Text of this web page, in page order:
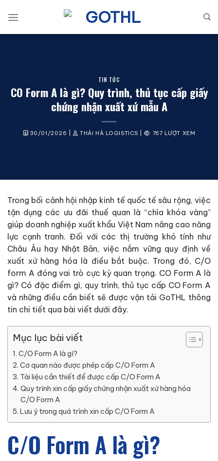
qua
TIN TỨC
CO Form A là gì? Quy trình, thủ tục cấp giấy
chứng nhận xuất xứ mẫu A
30/01/2026 | THÁI HÀ LOGISTICS | 767 LƯỢT XEM
Trong bối cảnh hội nhập kinh tế quốc tế sâu rộng, việc
tận dụng các ưu đãi thuế quan là “chìa khóa vàng”
giúp doanh nghiệp xuất khẩu Việt Nam nâng cao năng
lực cạnh tranh. Đối với các thị trường khó tính như
Châu Âu hay Nhật Bản, việc nắm vững quy định về
xuất xứ hàng hóa là điều bắt buộc. Trong đó, C/O
form A đóng vai trò cực kỳ quan trọng. CO Form A là
gì? Có đặc điểm gì, quy trình, thủ tục cấp CO Form A
và những điều cần biết sẽ được vận tải GoTHL thông
tin chi tiết qua bài viết dưới đây.
Mục lục bài viết
C/O Form A là gì?
Cơ quan nào được phép cấp C/O Form A
Tài liệu cần thiết để được cấp C/O Form A
Quy trình xin cấp giấy chứng nhận xuất xứ hàng hóa
C/O Form A
Lưu ý trong quá trình xin cấp C/O Form A
C/O Form A là gì?